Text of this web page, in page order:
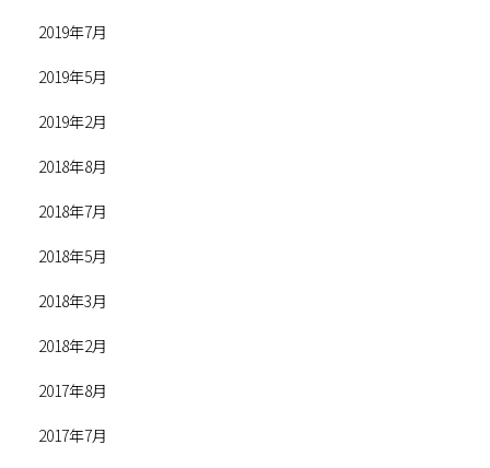
2019年7月
2019年5月
2019年2月
2018年8月
2018年7月
2018年5月
2018年3月
2018年2月
2017年8月
2017年7月